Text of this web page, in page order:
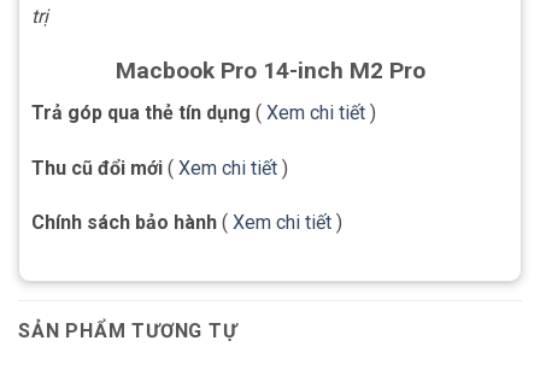
trị
Macbook Pro 14-inch M2 Pro
Trả góp qua thẻ tín dụng ( Xem chi tiết )
Thu cũ đổi mới ( Xem chi tiết )
Chính sách bảo hành ( Xem chi tiết )
SẢN PHẨM TƯƠNG TỰ